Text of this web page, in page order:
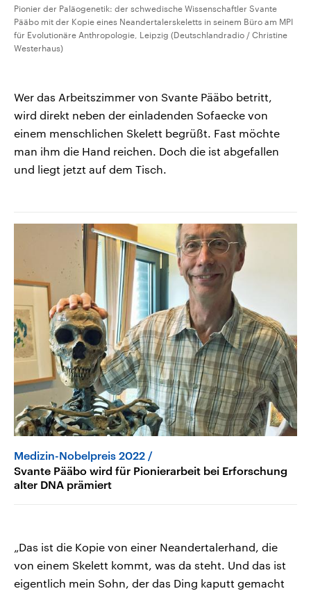
Pionier der Paläogenetik: der schwedische Wissenschaftler Svante
Pääbo mit der Kopie eines Neandertalerskeletts in seinem Büro am MPI
für Evolutionäre Anthropologie, Leipzig (Deutschlandradio / Christine
Westerhaus)
Wer das Arbeitszimmer von Svante Pääbo betritt,
wird direkt neben der einladenden Sofaecke von
einem menschlichen Skelett begrüßt. Fast möchte
man ihm die Hand reichen. Doch die ist abgefallen
und liegt jetzt auf dem Tisch.
Medizin-Nobelpreis 2022
Svante Pääbo wird für Pionierarbeit bei Erforschung
alter DNA prämiert
„Das ist die Kopie von einer Neandertalerhand, die
von einem Skelett kommt, was da steht. Und das ist
eigentlich mein Sohn, der das Ding kaputt gemacht